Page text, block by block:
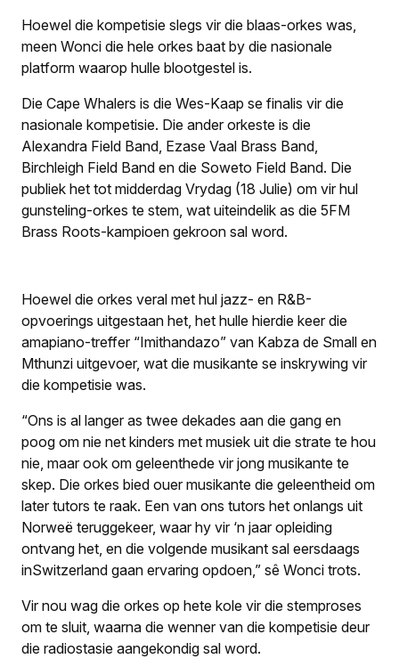
Hoewel die kompetisie slegs vir die blaas-orkes was,
meen Wonci die hele orkes baat by die nasionale
platform waarop hulle blootgestel is.
Die Cape Whalers is die Wes-Kaap se finalis vir die
nasionale kompetisie. Die ander orkeste is die
Alexandra Field Band, Ezase Vaal Brass Band,
Birchleigh Field Band en die Soweto Field Band. Die
publiek het tot midderdag Vrydag (18 Julie) om vir hul
gunsteling-orkes te stem, wat uiteindelik as die 5FM
Brass Roots-kampioen gekroon sal word.
Hoewel die orkes veral met hul jazz- en R&B-
opvoerings uitgestaan het, het hulle hierdie keer die
amapiano-treffer “Imithandazo” van Kabza de Small en
Mthunzi uitgevoer, wat die musikante se inskrywing vir
die kompetisie was.
“Ons is al langer as twee dekades aan die gang en
poog om nie net kinders met musiek uit die strate te hou
nie, maar ook om geleenthede vir jong musikante te
skep. Die orkes bied ouer musikante die geleentheid om
later tutors te raak. Een van ons tutors het onlangs uit
Norweë teruggekeer, waar hy vir ‘n jaar opleiding
ontvang het, en die volgende musikant sal eersdaags
inSwitzerland gaan ervaring opdoen,” sê Wonci trots.
Vir nou wag die orkes op hete kole vir die stemproses
om te sluit, waarna die wenner van die kompetisie deur
die radiostasie aangekondig sal word.